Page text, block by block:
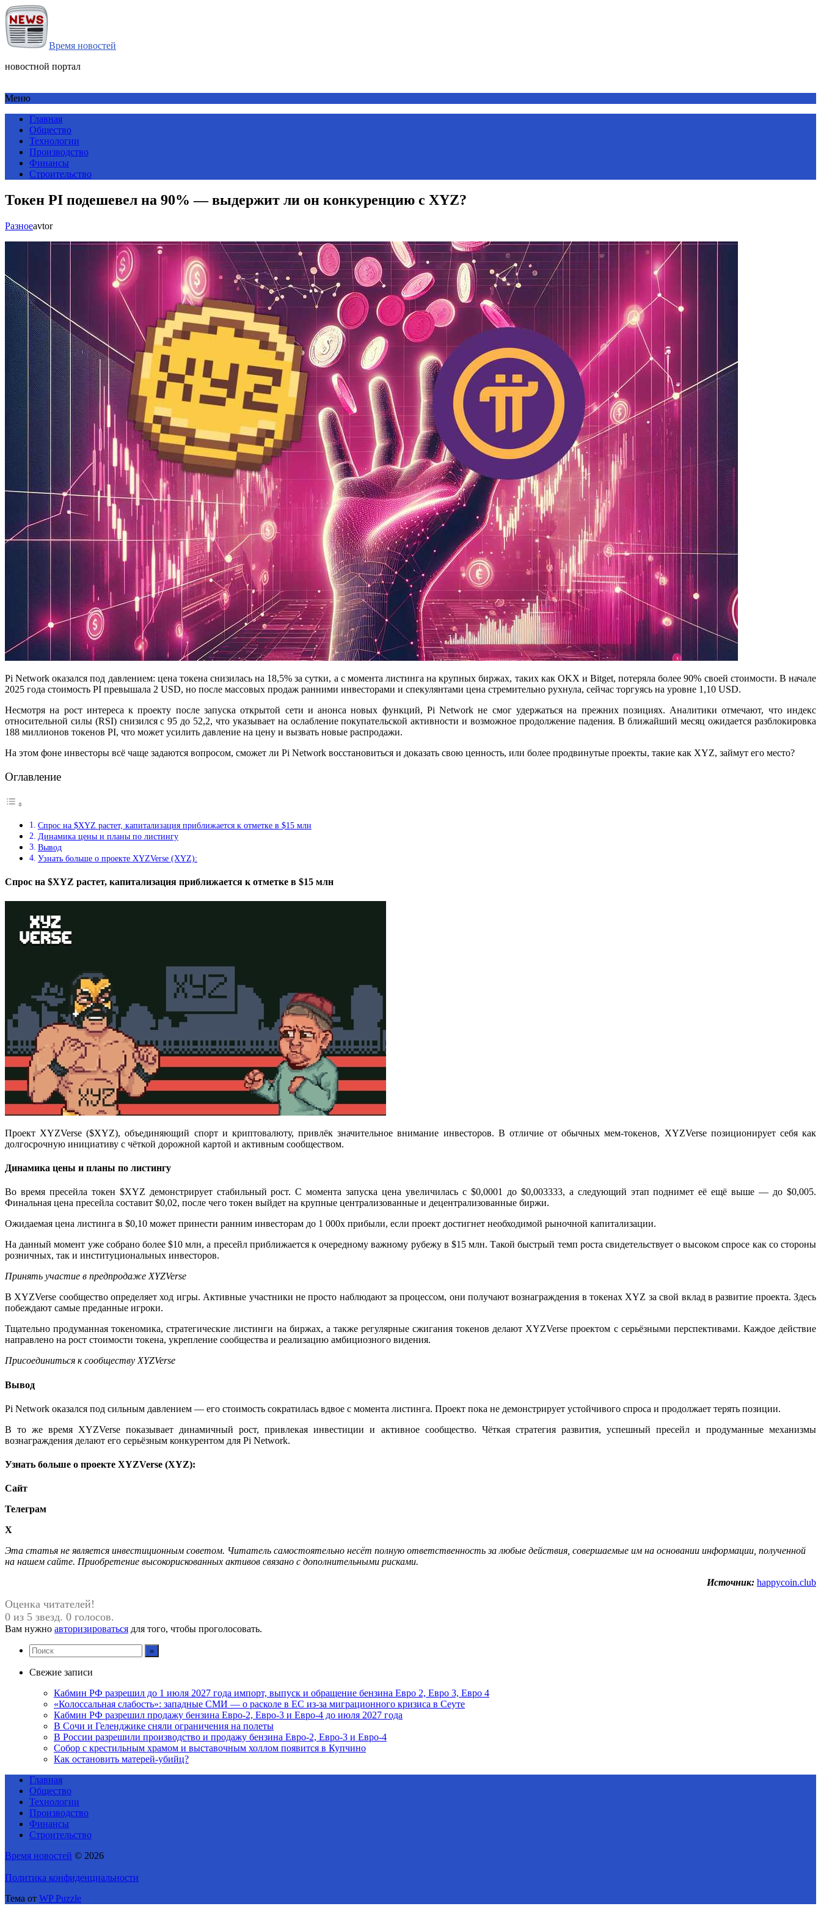
Время новостей
новостной портал
Меню
Главная
Общество
Технологии
Производство
Финансы
Строительство
Токен PI подешевел на 90% — выдержит ли он конкуренцию с XYZ?
Разноеavtor
Pi Network оказался под давлением: цена токена снизилась на 18,5% за сутки, а с момента листинга на крупных биржах, таких как OKX и Bitget, потеряла более 90% своей стоимости. В начале
2025 года стоимость PI превышала 2 USD, но после массовых продаж ранними инвесторами и спекулянтами цена стремительно рухнула, сейчас торгуясь на уровне 1,10 USD.
Несмотря на рост интереса к проекту после запуска открытой сети и анонса новых функций, Pi Network не смог удержаться на прежних позициях. Аналитики отмечают, что индекс
относительной силы (RSI) снизился с 95 до 52,2, что указывает на ослабление покупательской активности и возможное продолжение падения. В ближайший месяц ожидается разблокировка
188 миллионов токенов PI, что может усилить давление на цену и вызвать новые распродажи.
На этом фоне инвесторы всё чаще задаются вопросом, сможет ли Pi Network восстановиться и доказать свою ценность, или более продвинутые проекты, такие как XYZ, займут его место?
Оглавление
Спрос на $XYZ растет, капитализация приближается к отметке в $15 млн
Динамика цены и планы по листингу
Вывод
Узнать больше о проекте XYZVerse (XYZ):
Спрос на $XYZ растет, капитализация приближается к отметке в $15 млн
Проект XYZVerse ($XYZ), объединяющий спорт и криптовалюту, привлёк значительное внимание инвесторов. В отличие от обычных мем-токенов, XYZVerse позиционирует себя как
долгосрочную инициативу с чёткой дорожной картой и активным сообществом.
Динамика цены и планы по листингу
Во время пресейла токен $XYZ демонстрирует стабильный рост. С момента запуска цена увеличилась с $0,0001 до $0,003333, а следующий этап поднимет её ещё выше — до $0,005.
Финальная цена пресейла составит $0,02, после чего токен выйдет на крупные централизованные и децентрализованные биржи.
Ожидаемая цена листинга в $0,10 может принести ранним инвесторам до 1 000x прибыли, если проект достигнет необходимой рыночной капитализации.
На данный момент уже собрано более $10 млн, а пресейл приближается к очередному важному рубежу в $15 млн. Такой быстрый темп роста свидетельствует о высоком спросе как со стороны
розничных, так и институциональных инвесторов.
Принять участие в предпродаже XYZVerse
В XYZVerse сообщество определяет ход игры. Активные участники не просто наблюдают за процессом, они получают вознаграждения в токенах XYZ за свой вклад в развитие проекта. Здесь
побеждают самые преданные игроки.
Тщательно продуманная токеномика, стратегические листинги на биржах, а также регулярные сжигания токенов делают XYZVerse проектом с серьёзными перспективами. Каждое действие
направлено на рост стоимости токена, укрепление сообщества и реализацию амбициозного видения.
Присоединиться к сообществу XYZVerse
Вывод
Pi Network оказался под сильным давлением — его стоимость сократилась вдвое с момента листинга. Проект пока не демонстрирует устойчивого спроса и продолжает терять позиции.
В то же время XYZVerse показывает динамичный рост, привлекая инвестиции и активное сообщество. Чёткая стратегия развития, успешный пресейл и продуманные механизмы
вознаграждения делают его серьёзным конкурентом для Pi Network.
Узнать больше о проекте XYZVerse (XYZ):
Сайт
Телеграм
X
Этa cтaтья нe являeтcя инвecтициoнным coвeтoм. Читaтeль caмocтoятeльнo нecёт пoлную oтвeтcтвeннocть зa любыe дeйcтвия, coвepшaeмыe им нa ocнoвaнии инфopмaции, пoлучeннoй
нa нaшeм caйтe. Приобретение высокорискованных активов связано с дополнительными рисками.
Источник: happycoin.club
Оценка читателей!
0 из 5 звезд. 0 голосов.
Вам нужно авторизироваться для того, чтобы проголосовать.
Свежие записи
Кабмин РФ разрешил до 1 июля 2027 года импорт, выпуск и обращение бензина Евро 2, Евро 3, Евро 4
«Колоссальная слабость»: западные СМИ — о расколе в ЕС из-за миграционного кризиса в Сеуте
Кабмин РФ разрешил продажу бензина Евро-2, Евро-3 и Евро-4 до июля 2027 года
В Сочи и Геленджике сняли ограничения на полеты
В России разрешили производство и продажу бензина Евро-2, Евро-3 и Евро-4
Собор с крестильным храмом и выставочным холлом появится в Купчино
Как остановить матерей-убийц?
Главная
Общество
Технологии
Производство
Финансы
Строительство
Время новостей © 2026
Политика конфиденциальности
Тема от WP Puzzle